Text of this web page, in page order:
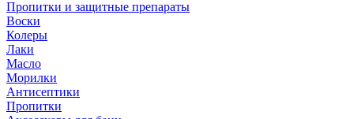
Пропитки и защитные препараты
Воски
Колеры
Лаки
Масло
Морилки
Антисептики
Пропитки